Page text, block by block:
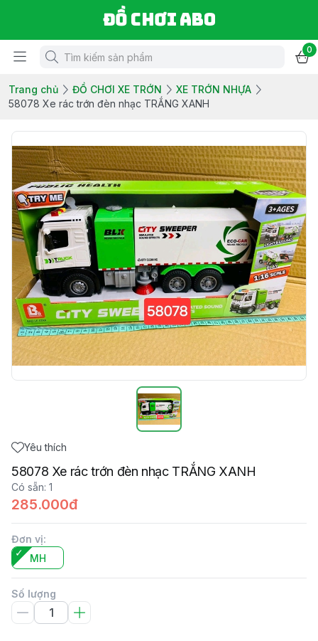
Đồ chơi ABO
0
Trang chủ ĐỒ CHƠI XE TRỚN
XE TRỚN NHỰA
58078 Xe rác trớn đèn nhạc TRẮNG XANH
Yêu thích
58078 Xe rác trớn đèn nhạc TRẮNG XANH
Có sẵn: 1
285.000đ
Đơn vị:
MH
Số lượng